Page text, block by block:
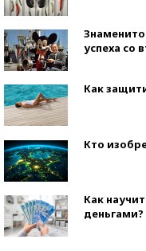
успеха со
Как
Кто
Как
деньгами?